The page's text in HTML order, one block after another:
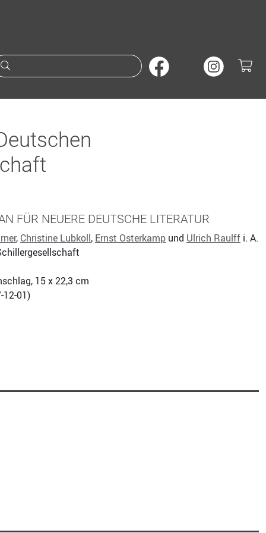
Suche nach Büchern oder
FÜR NEUERE DEUTSCHE LITERATUR
, Christine Lubkoll, Ernst Osterkamp und Ulrich Raulff i. A.
15 x 22,3 cm
12-01)